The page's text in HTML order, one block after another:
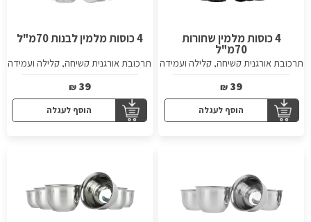
4 כוסות מלמין שחורות
70מ"ל
תרכובת אורגנית קשיחה, קלילה ועמידה
39
₪
הוסף לעגלה
4 כוסות מלמין לבנות 70מ"ל
תרכובת אורגנית קשיחה, קלילה ועמידה
39
₪
הוסף לעגלה